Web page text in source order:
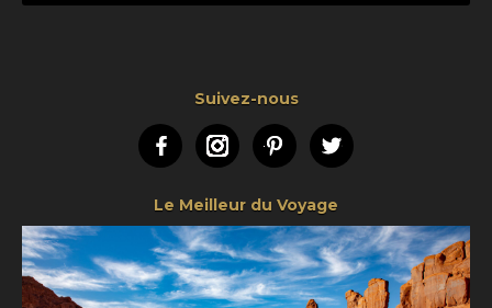
Suivez-nous
FacebookInstagramPinterestTwitter
Le Meilleur du Voyage